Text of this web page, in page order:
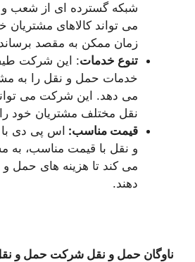
شبکه گسترده ای از شعب و
می تواند کالاهای مشتریان
زمان ممکن به مقصد
تنوع خدمات: این شرکت
خدمات حمل و نقل را به
می دهد. این شرکت می
نقل مختلف مشتریان خود را
قیمت مناسب: اس پی دی
و نقل با قیمت مناسب، به
می کند تا هزینه های حمل
دهند.
ناوگان حمل و نقل شرکت حمل و